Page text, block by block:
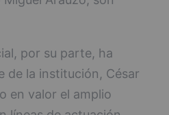
por su parte, ha
de la institución, César
en valor el amplio